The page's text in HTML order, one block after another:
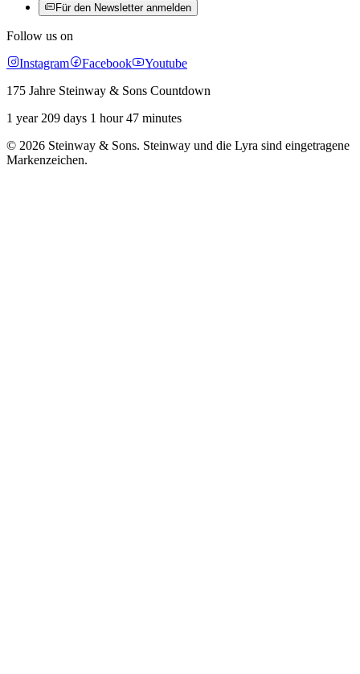
Für den Newsletter anmelden
Follow us on
Instagram
Facebook
Youtube
175 Jahre Steinway & Sons Countdown
1 year 209 days 1 hour 47 minutes
© 2026 Steinway & Sons. Steinway und die Lyra sind eingetragene
Markenzeichen.